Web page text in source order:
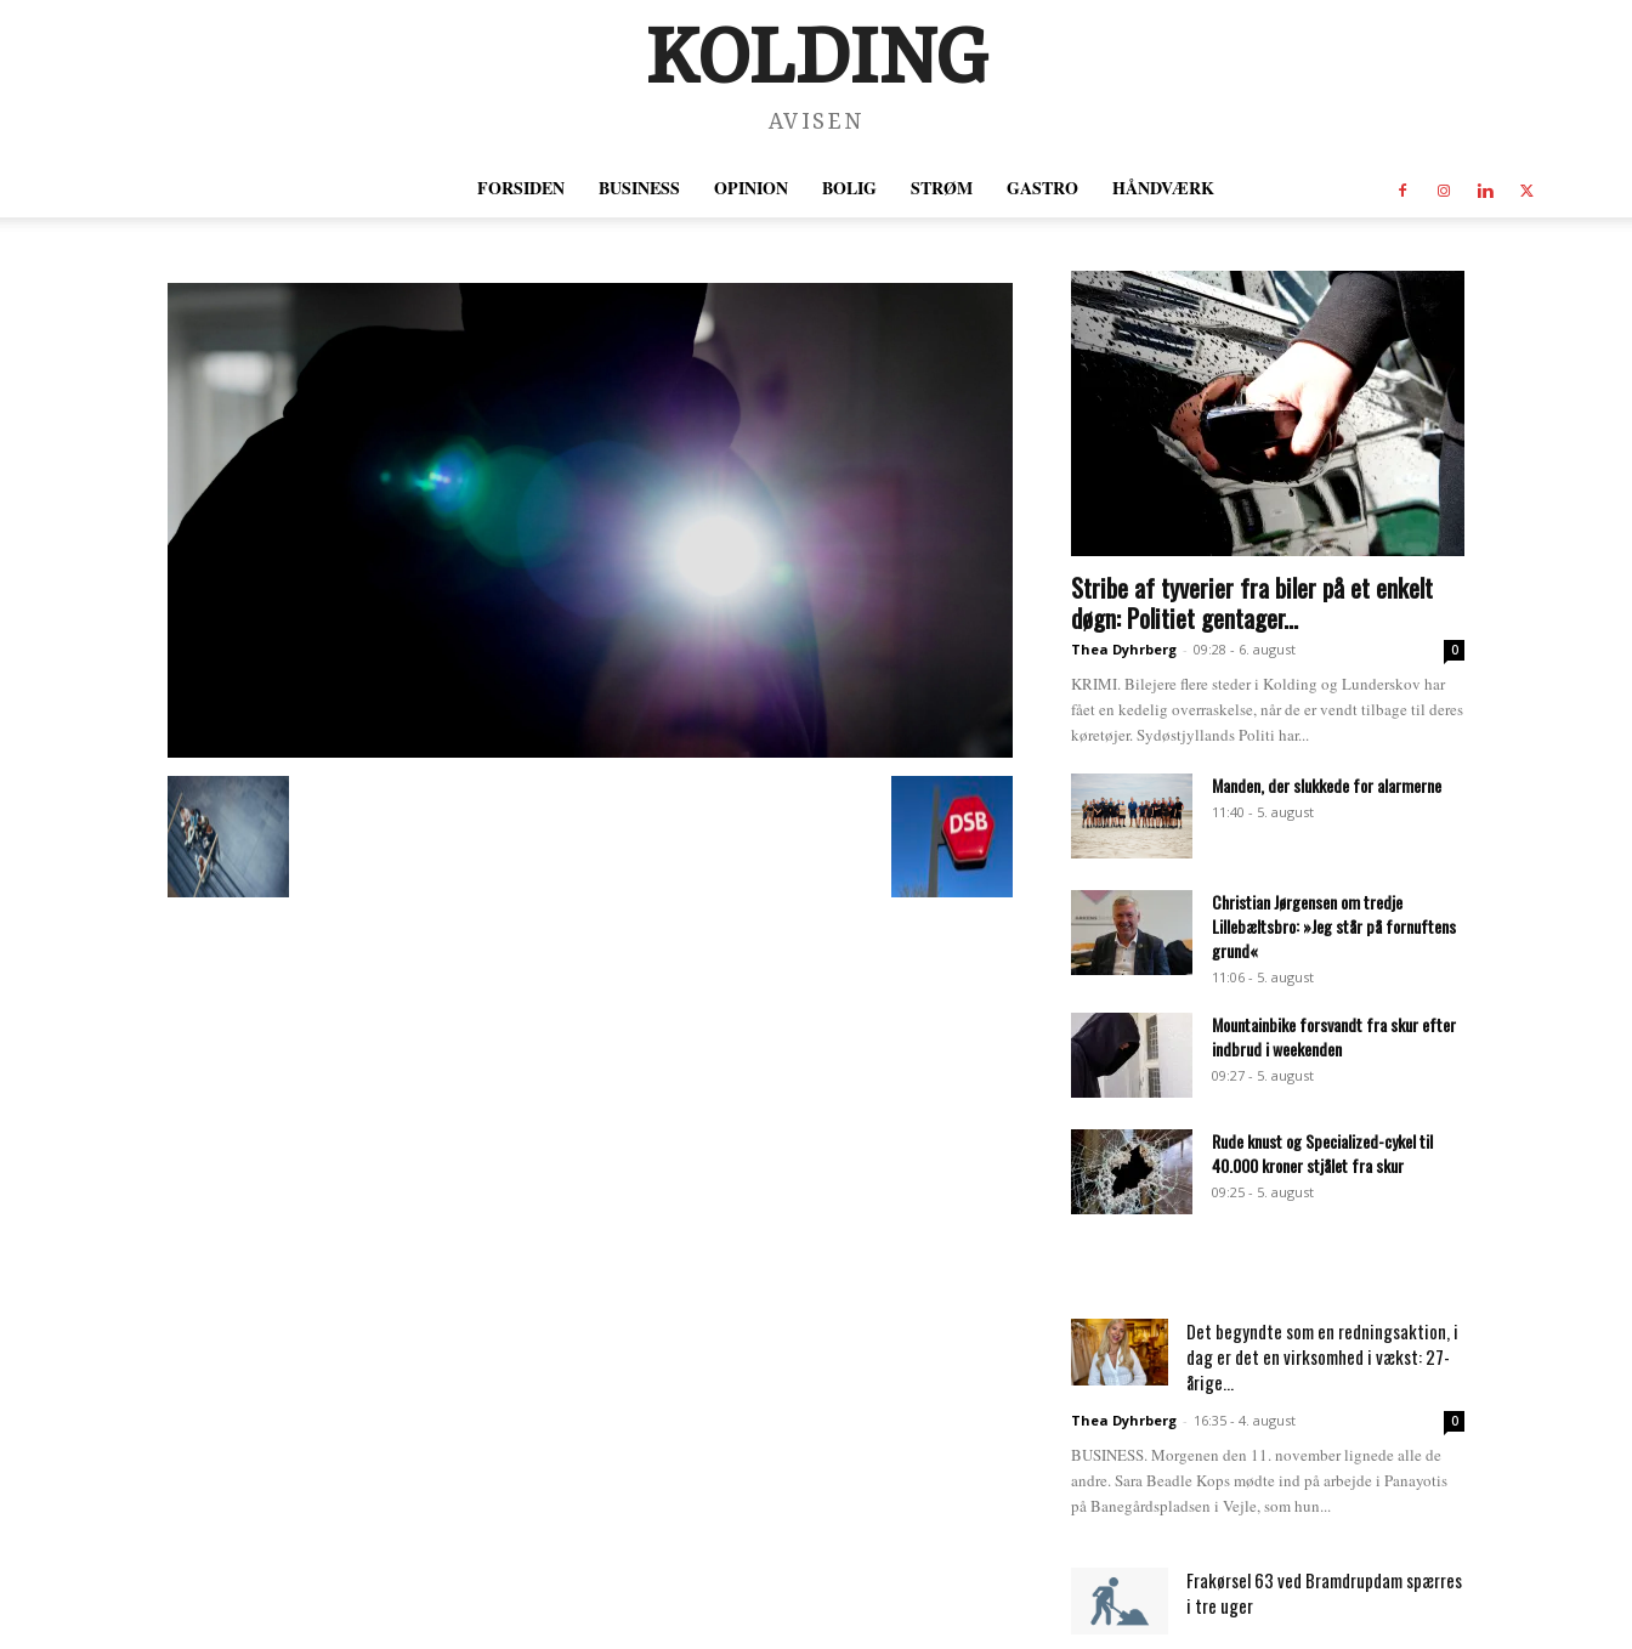
KOLDING
AVISEN
FORSIDEN BUSINESS OPINION BOLIG STRØM GASTRO HÅNDVÆRK
Stribe af tyverier fra biler på et enkelt
døgn: Politiet gentager...
Thea Dyhrberg - 09:28 - 6. august 0
KRIMI. Bilejere flere steder i Kolding og Lunderskov har
fået en kedelig overraskelse, når de er vendt tilbage til deres
køretøjer. Sydøstjyllands Politi har...
Manden, der slukkede for alarmerne
11:40 - 5. august
Christian Jørgensen om tredje
Lillebæltsbro: »Jeg står på fornuftens
grund«
11:06 - 5. august
Mountainbike forsvandt fra skur efter
indbrud i weekenden
09:27 - 5. august
Rude knust og Specialized-cykel til
40.000 kroner stjålet fra skur
09:25 - 5. august
Det begyndte som en redningsaktion, i
dag er det en virksomhed i vækst: 27-
årige...
Thea Dyhrberg - 16:35 - 4. august 0
BUSINESS. Morgenen den 11. november lignede alle de
andre. Sara Beadle Kops mødte ind på arbejde i Panayotis
på Banegårdspladsen i Vejle, som hun...
Frakørsel 63 ved Bramdrupdam spærres
i tre uger